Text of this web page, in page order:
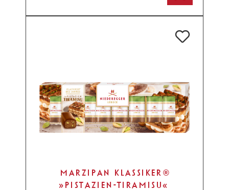
MARZIPAN KLASSIKER®
»PISTAZIEN-TIRAMISU«